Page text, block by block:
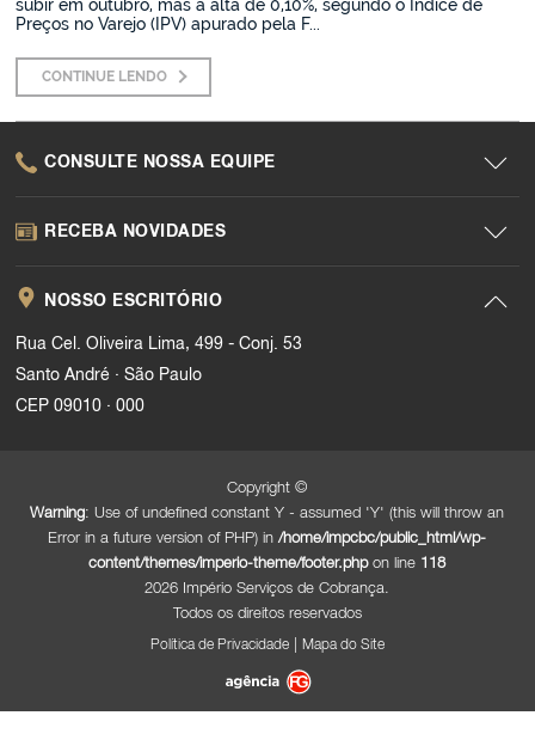
subir em outubro, mas a alta de 0,10%, segundo o Índice de
Preços no Varejo (IPV) apurado pela F...
CONTINUE LENDO
CONSULTE NOSSA EQUIPE
RECEBA NOVIDADES
NOSSO ESCRITÓRIO
Rua Cel. Oliveira Lima, 499 - Conj. 53
Santo André
São Paulo
CEP 09010
000
Copyright ©
Warning: Use of undefined constant Y - assumed 'Y' (this will throw an
Error in a future version of PHP) in/home/impcbc/public_html/wp-
content/themes/imperio-theme/footer.phpon line 118
2026 Império Serviços de Cobrança.
Todos os direitos reservados
Política de Privacidade| Mapa do Site